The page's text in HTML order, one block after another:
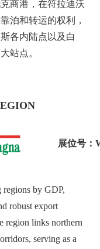
商港，在符拉迪沃
泊和转运的权利，
各内陆点以及白
站点。
展位号：
regions by GDP,
robust export
region links northern
serving as a